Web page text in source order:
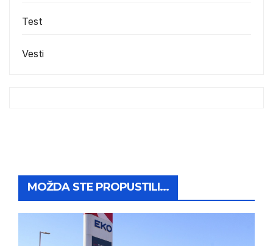
Test
Vesti
MOŽDA STE PROPUSTILI...